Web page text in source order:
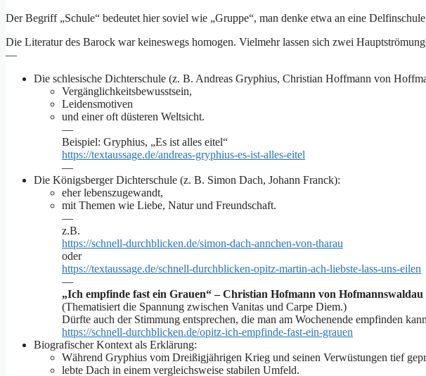
Der Begriff „Schule“ bedeutet hier soviel wie „Gruppe“, man denke etwa an eine
Die Literatur des Barock war keineswegs homogen. Vielmehr lassen sich zwei
—
Die schlesische Dichterschule (z. B. Andreas Gryphius, Christian Hoffmann von
Vergänglichkeitsbewusstsein,
Leidensmotiven
und einer oft düsteren Weltsicht.
—
Beispiel: Gryphius, „Es ist alles eitel“
https://textaussage.de/andreas-gryphius-es-ist-alles-eitel
—
Die Königsberger Dichterschule (z. B. Simon Dach, Johann Franck):
eher lebenszugewandt,
mit Themen wie Liebe, Natur und Freundschaft.
—
z.B.
https://schnell-durchblicken.de/simon-dach-annchen-von-tharau
oder
https://textaussage.de/schnell-durchblicken-opitz-martin-ach-liebste-lass-uns-eilen
—
„Ich empfinde fast ein Grauen“ – Christian Hofmann von Hofmannswaldau
(Thematisiert die Spannung zwischen Vanitas und Carpe Diem.)
Dürfte auch der Stimmung entsprechen, die man am Wochenende empfinden
https://schnell-durchblicken.de/opitz-ich-empfinde-fast-ein-grauen
Biografischer Kontext als Erklärung:
Während Gryphius vom Dreißigjährigen Krieg und seinen Verwüstungen tief
lebte Dach in einem vergleichsweise stabilen Umfeld.